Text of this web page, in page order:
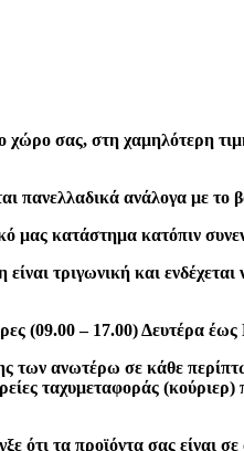
σας, στη χαμηλότερη
ανάλογα με το
μας κατάστημα κατόπιν
τριγωνική και
(09.00 – 17.00) Δευτέρα
των ανωτέρω σε κάθε
ταχυμεταφοράς
ότι τα προϊόντα σας είναι